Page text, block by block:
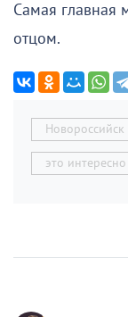
Самая главная
отцом.
Новороссийск
это интересно